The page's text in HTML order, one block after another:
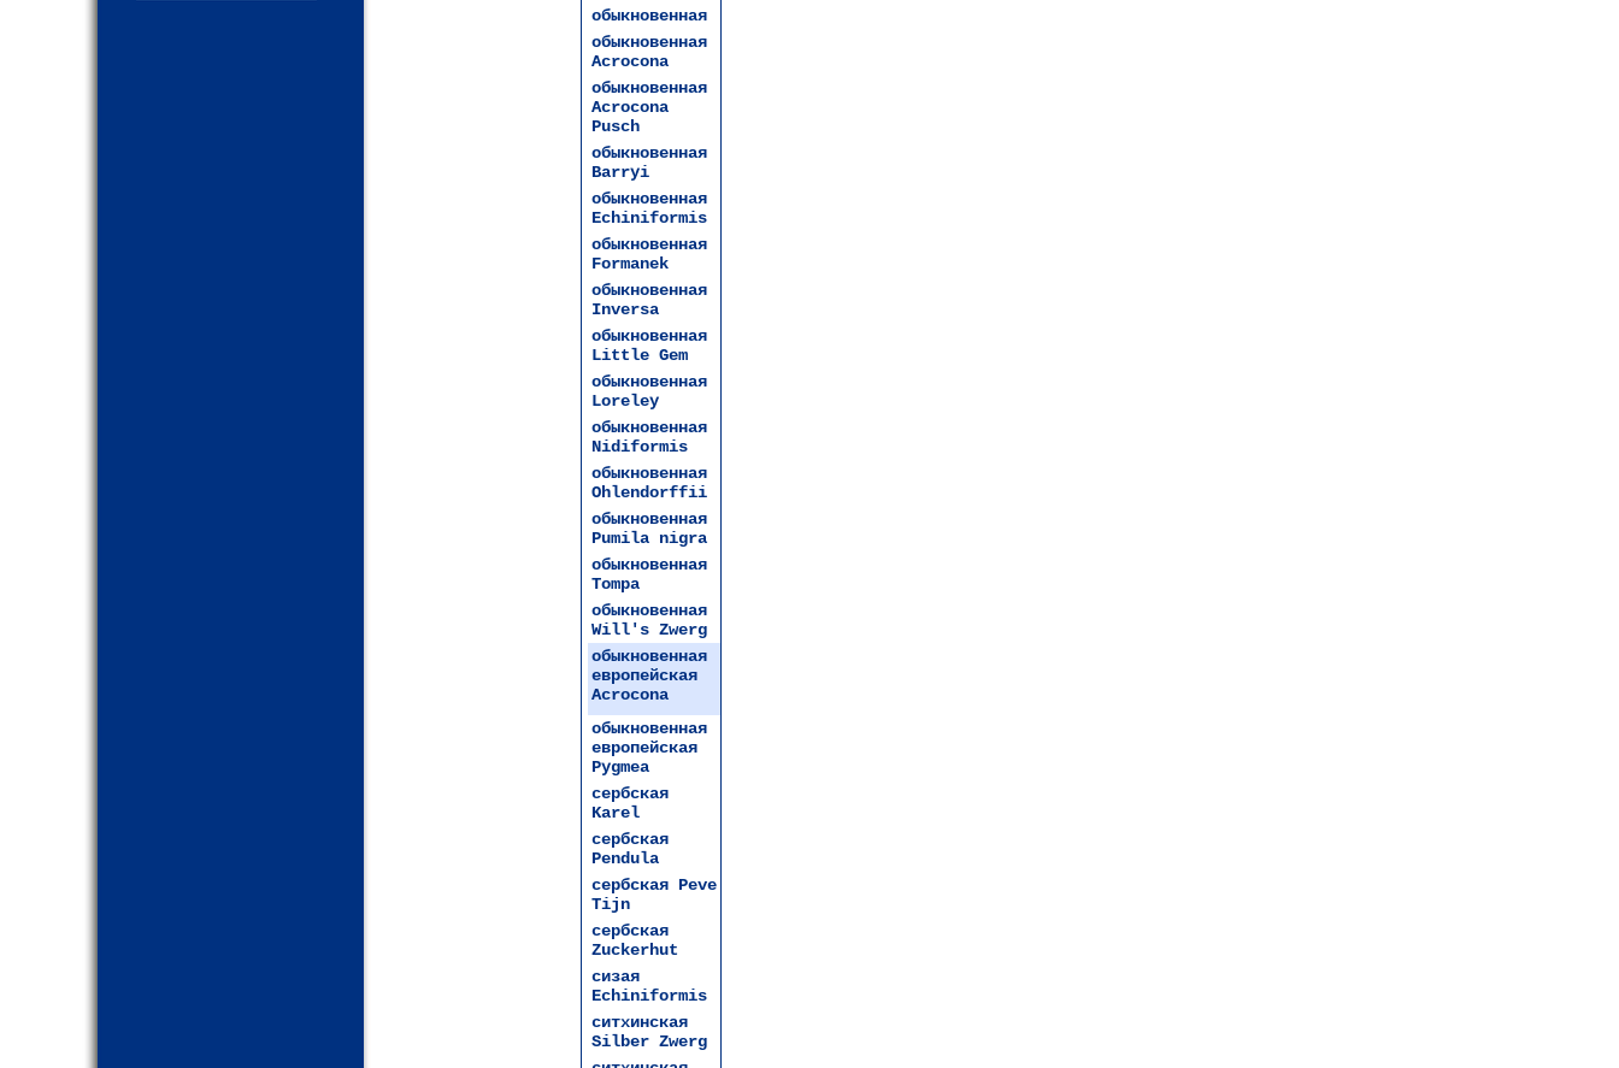
обыкновенная
обыкновенная
Acrocona
обыкновенная
Acrocona
Pusch
обыкновенная
Barryi
обыкновенная
Echiniformis
обыкновенная
Formanek
обыкновенная
Inversa
обыкновенная
Little Gem
обыкновенная
Loreley
обыкновенная
Nidiformis
обыкновенная
Ohlendorffii
обыкновенная
Pumila nigra
обыкновенная
Tompa
обыкновенная
Will's Zwerg
обыкновенная
европейская
Acrocona
обыкновенная
европейская
Pygmea
сербская
Karel
сербская
Pendula
сербская Peve
Tijn
сербская
Zuckerhut
сизая
Echiniformis
ситхинская
Silber Zwerg